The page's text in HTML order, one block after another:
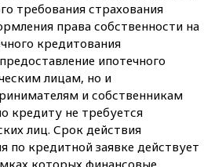
требования страхования
права собственности на
кредитования
ипотечного
лицам, но и
и собственникам
кредиту не требуется
лиц. Срок действия
по кредитной заявке действует
которых финансовые